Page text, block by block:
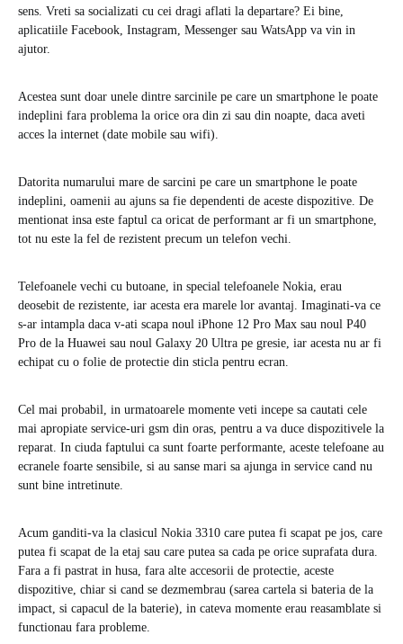
sens. Vreti sa socializati cu cei dragi aflati la departare? Ei bine,
aplicatiile Facebook, Instagram, Messenger sau WatsApp va vin in
ajutor.
Acestea sunt doar unele dintre sarcinile pe care un smartphone le poate
indeplini fara problema la orice ora din zi sau din noapte, daca aveti
acces la internet (date mobile sau wifi).
Datorita numarului mare de sarcini pe care un smartphone le poate
indeplini, oamenii au ajuns sa fie dependenti de aceste dispozitive. De
mentionat insa este faptul ca oricat de performant ar fi un smartphone,
tot nu este la fel de rezistent precum un telefon vechi.
Telefoanele vechi cu butoane, in special telefoanele Nokia, erau
deosebit de rezistente, iar acesta era marele lor avantaj. Imaginati-va ce
s-ar intampla daca v-ati scapa noul iPhone 12 Pro Max sau noul P40
Pro de la Huawei sau noul Galaxy 20 Ultra pe gresie, iar acesta nu ar fi
echipat cu o folie de protectie din sticla pentru ecran.
Cel mai probabil, in urmatoarele momente veti incepe sa cautati cele
mai apropiate service-uri gsm din oras, pentru a va duce dispozitivele la
reparat. In ciuda faptului ca sunt foarte performante, aceste telefoane au
ecranele foarte sensibile, si au sanse mari sa ajunga in service cand nu
sunt bine intretinute.
Acum ganditi-va la clasicul Nokia 3310 care putea fi scapat pe jos, care
putea fi scapat de la etaj sau care putea sa cada pe orice suprafata dura.
Fara a fi pastrat in husa, fara alte accesorii de protectie, aceste
dispozitive, chiar si cand se dezmembrau (sarea cartela si bateria de la
impact, si capacul de la baterie), in cateva momente erau reasamblate si
functionau fara probleme.